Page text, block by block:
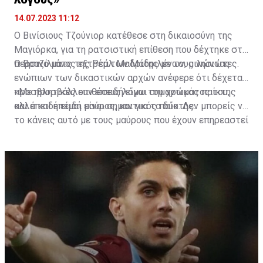
14.07.2023 11:12
Ο Βινίσιους Τζούνιορ κατέθεσε στη δικαιοσύνη της
Μαγιόρκα, για τη ρατσιστική επίθεση που δέχτηκε στο
περσινό ματς της Ρεάλ Μαδρίτης με τους νησιώτες.
Ο Βραζιλιάνος εξτρέμ των Μαδριλένων, μιλώντας
ενώπιων των δικαστικών αρχών ανέφερε ότι δέχεται
προσβλητικές επιθέσεις λόγω του χρώματος του,
αλλά και επειδή είναι σημαντικός παίκτης.
«Με προσβάλλουν επειδή είμαι σημαντικός παίκτης
και επειδή είμαι μαύρος, και για τα δύο. Δεν μπορείς να
το κάνεις αυτό με τους μαύρους που έχουν επηρεαστεί
ανέφερε χαρακτηριστικά ο 23χρονος ποδοσφαιριστής.